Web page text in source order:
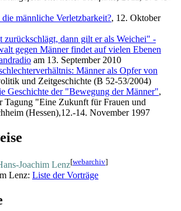
männliche Verletzbarkeit?, 12. Oktober
zurückschlägt, dann gilt er als Weichei" -
gegen Männer findet auf vielen Ebenen
am 13. September 2010
Männer als Opfer von
und Zeitgeschichte (B 52-53/2004)
Geschichte der "Bewegung der Männer",
Tagung "Eine Zukunft für Frauen und
(Hessen),12.-14. November 1997
Joachim Lenz[webarchiv]
Lenz: Liste der Vorträge